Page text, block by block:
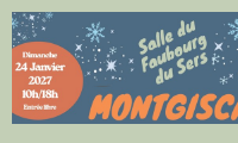
Passer
au
contenu